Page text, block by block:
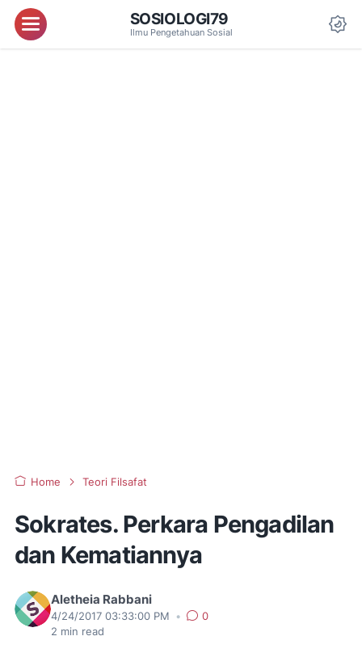
Menu SOSIOLOGI79
Ilmu Pengetahuan Sosial
Home Teori Filsafat
Sokrates. Perkara Pengadilan
dan Kematiannya
Aletheia Rabbani
4/24/2017 03:33:00 PM •
0
2 min read